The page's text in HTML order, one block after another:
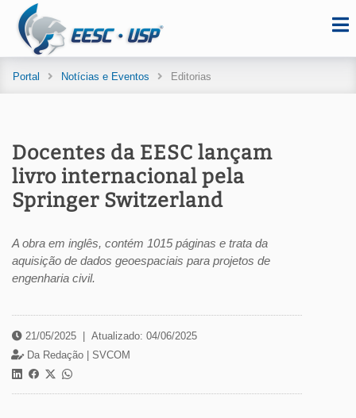
Portal Notícias e Eventos Editorias
Docentes da EESC lançam
livro internacional pela
Springer Switzerland
A obra em inglês, contém 1015 páginas e trata da
aquisição de dados geoespaciais para projetos de
engenharia civil.
21/05/2025
Atualizado: 04/06/2025
Da Redação | SVCOM